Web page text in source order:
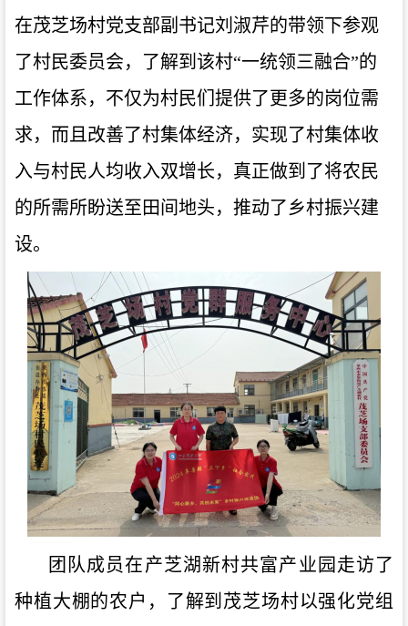
在茂芝场村党支部副书记刘淑芹的带领下参观
了村民委员会，了解到该村“一统领三融合”的
工作体系，不仅为村民们提供了更多的岗位需
求，而且改善了村集体经济，实现了村集体收
入与村民人均收入双增长，真正做到了将农民
的所需所盼送至田间地头，推动了乡村振兴建
设。
团队成员在产芝湖新村共富产业园走访了
种植大棚的农户，了解到茂芝场村以强化党组